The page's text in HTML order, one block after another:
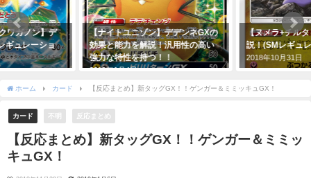
ワガノン】デ
ギュレーショ
【ナイトユニゾン】デデンネGXの
効果と能力を解説！汎用性の高い
強力な特性を持つ！！
2019年1月4日
【ヌメラ+チル
説！(SMレギュ
2018年10月31日
ホーム カード 【反応まとめ】新タッグGX！！ゲンガー＆ミミッキュGX！
カード 不明 反応まとめ
【反応まとめ】新タッグGX！！ゲンガー＆ミミッ
キュGX！